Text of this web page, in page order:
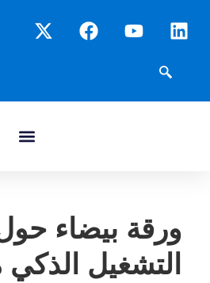
ورقة بيضاء
التشغيل